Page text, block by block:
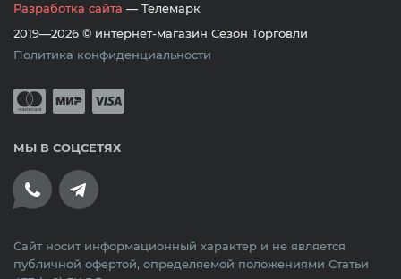
Разработка сайта — Телемарк
2019—2026 © интернет-магазин Сезон Торговли
Политика конфиденциальности
Принимается оплата банковскими
МЫ В СОЦСЕТЯХ
Сайт носит информационный характер и не является
публичной офертой, определяемой положениями Статьи